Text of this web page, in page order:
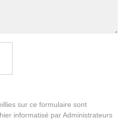
sur ce formulaire sont
informatisé par Administrateurs